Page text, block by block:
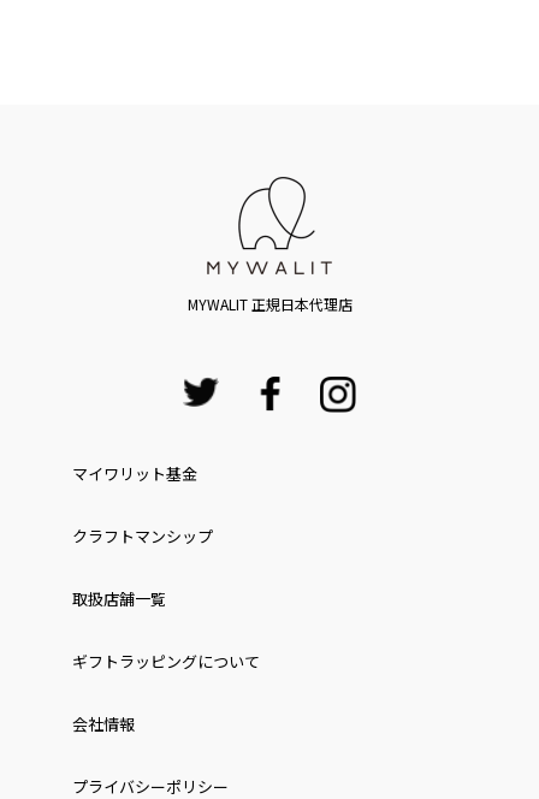
MYWALIT 正規日本代理店
マイワリット基金
クラフトマンシップ
取扱店舗一覧
ギフトラッピングについて
会社情報
プライバシーポリシー